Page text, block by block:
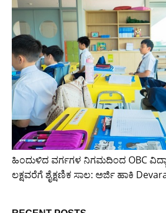
ಹಿಂದುಳಿದ ವರ್ಗಗಳ ನಿಗಮದಿಂದ OBC
ಲಕ್ಷವರೆಗೆ ಶೈಕ್ಷಣಿಕ ಸಾಲ: ಅರ್ಜಿ ಹಾಕಿ